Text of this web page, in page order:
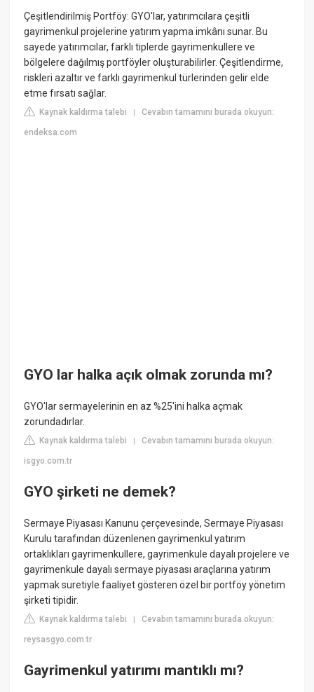
Çeşitlendirilmiş Portföy: GYO'lar, yatırımcılara çeşitli
gayrimenkul projelerine yatırım yapma imkânı sunar. Bu
sayede yatırımcılar, farklı tiplerde gayrimenkullere ve
bölgelere dağılmış portföyler oluşturabilirler. Çeşitlendirme,
riskleri azaltır ve farklı gayrimenkul türlerinden gelir elde
etme fırsatı sağlar.
Kaynak kaldırma talebi |Cevabın tamamını burada okuyun:
endeksa.com
GYO lar halka açık olmak zorunda mı?
GYO'lar sermayelerinin en az %25'ini halka açmak
zorundadırlar.
Kaynak kaldırma talebi |Cevabın tamamını burada okuyun:
isgyo.com.tr
GYO şirketi ne demek?
Sermaye Piyasası Kanunu çerçevesinde, Sermaye Piyasası
Kurulu tarafından düzenlenen gayrimenkul yatırım
ortaklıkları gayrimenkullere, gayrimenkule dayalı projelere ve
gayrimenkule dayalı sermaye piyasası araçlarına yatırım
yapmak suretiyle faaliyet gösteren özel bir portföy yönetim
şirketi tipidir.
Kaynak kaldırma talebi |Cevabın tamamını burada okuyun:
reysasgyo.com.tr
Gayrimenkul yatırımı mantıklı mı?